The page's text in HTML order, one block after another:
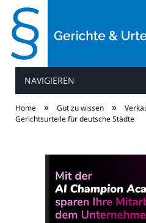
Gerichte
NAVIGIEREN
Home » Gut zu wissen »
Gerichtsurteile für deutsche Städte